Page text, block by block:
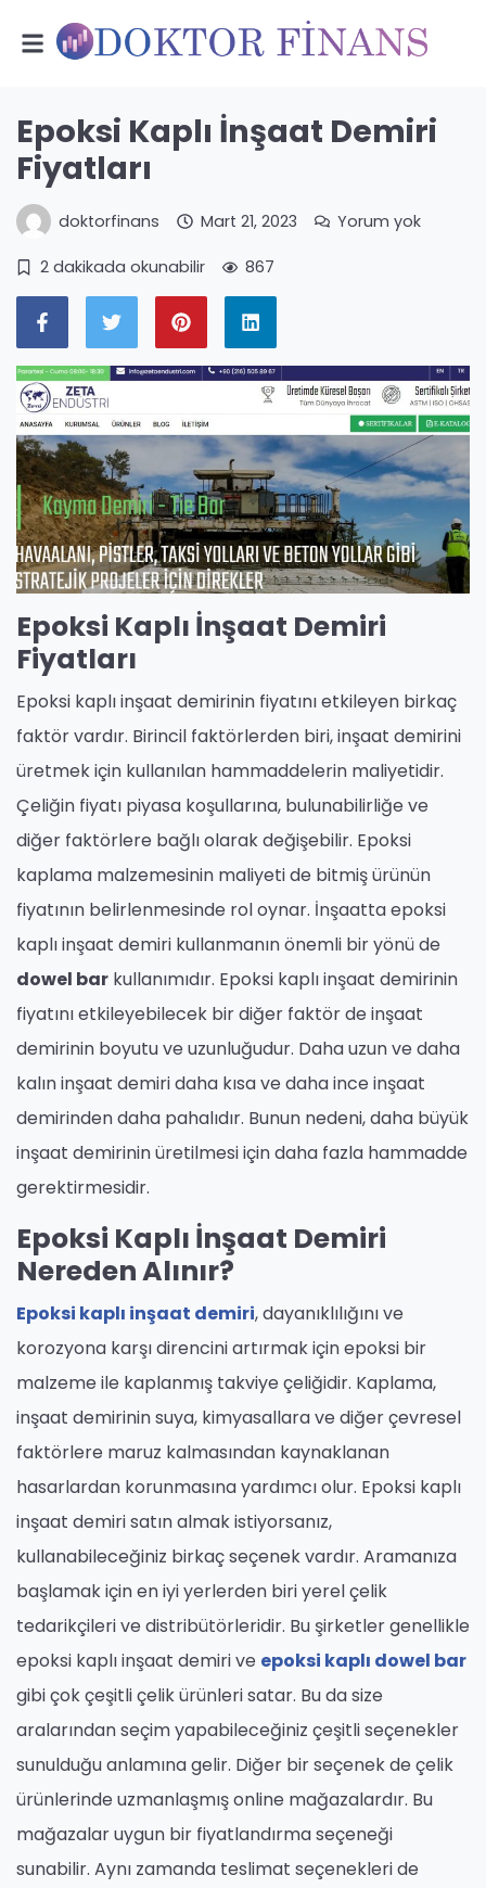
Epoksi Kaplı İnşaat Demiri
Fiyatları
doktorfinans Mart 21, 2023 Yorum yok
2 dakikada okunabilir 867
Epoksi Kaplı İnşaat Demiri
Fiyatları
Epoksi kaplı inşaat demirinin fiyatını etkileyen birkaç
faktör vardır. Birincil faktörlerden biri, inşaat demirini
üretmek için kullanılan hammaddelerin maliyetidir.
Çeliğin fiyatı piyasa koşullarına, bulunabilirliğe ve
diğer faktörlere bağlı olarak değişebilir. Epoksi
kaplama malzemesinin maliyeti de bitmiş ürünün
fiyatının belirlenmesinde rol oynar. İnşaatta epoksi
kaplı inşaat demiri kullanmanın önemli bir yönü de
dowel bar kullanımıdır. Epoksi kaplı inşaat demirinin
fiyatını etkileyebilecek bir diğer faktör de inşaat
demirinin boyutu ve uzunluğudur. Daha uzun ve daha
kalın inşaat demiri daha kısa ve daha ince inşaat
demirinden daha pahalıdır. Bunun nedeni, daha büyük
inşaat demirinin üretilmesi için daha fazla hammadde
gerektirmesidir.
Epoksi Kaplı İnşaat Demiri
Nereden Alınır?
Epoksi kaplı inşaat demiri, dayanıklılığını ve
korozyona karşı direncini artırmak için epoksi bir
malzeme ile kaplanmış takviye çeliğidir. Kaplama,
inşaat demirinin suya, kimyasallara ve diğer çevresel
faktörlere maruz kalmasından kaynaklanan
hasarlardan korunmasına yardımcı olur. Epoksi kaplı
inşaat demiri satın almak istiyorsanız,
kullanabileceğiniz birkaç seçenek vardır. Aramanıza
başlamak için en iyi yerlerden biri yerel çelik
tedarikçileri ve distribütörleridir. Bu şirketler genellikle
epoksi kaplı inşaat demiri ve epoksi kaplı dowel bar
gibi çok çeşitli çelik ürünleri satar. Bu da size
aralarından seçim yapabileceğiniz çeşitli seçenekler
sunulduğu anlamına gelir. Diğer bir seçenek de çelik
ürünlerinde uzmanlaşmış online mağazalardır. Bu
mağazalar uygun bir fiyatlandırma seçeneği
sunabilir. Aynı zamanda teslimat seçenekleri de